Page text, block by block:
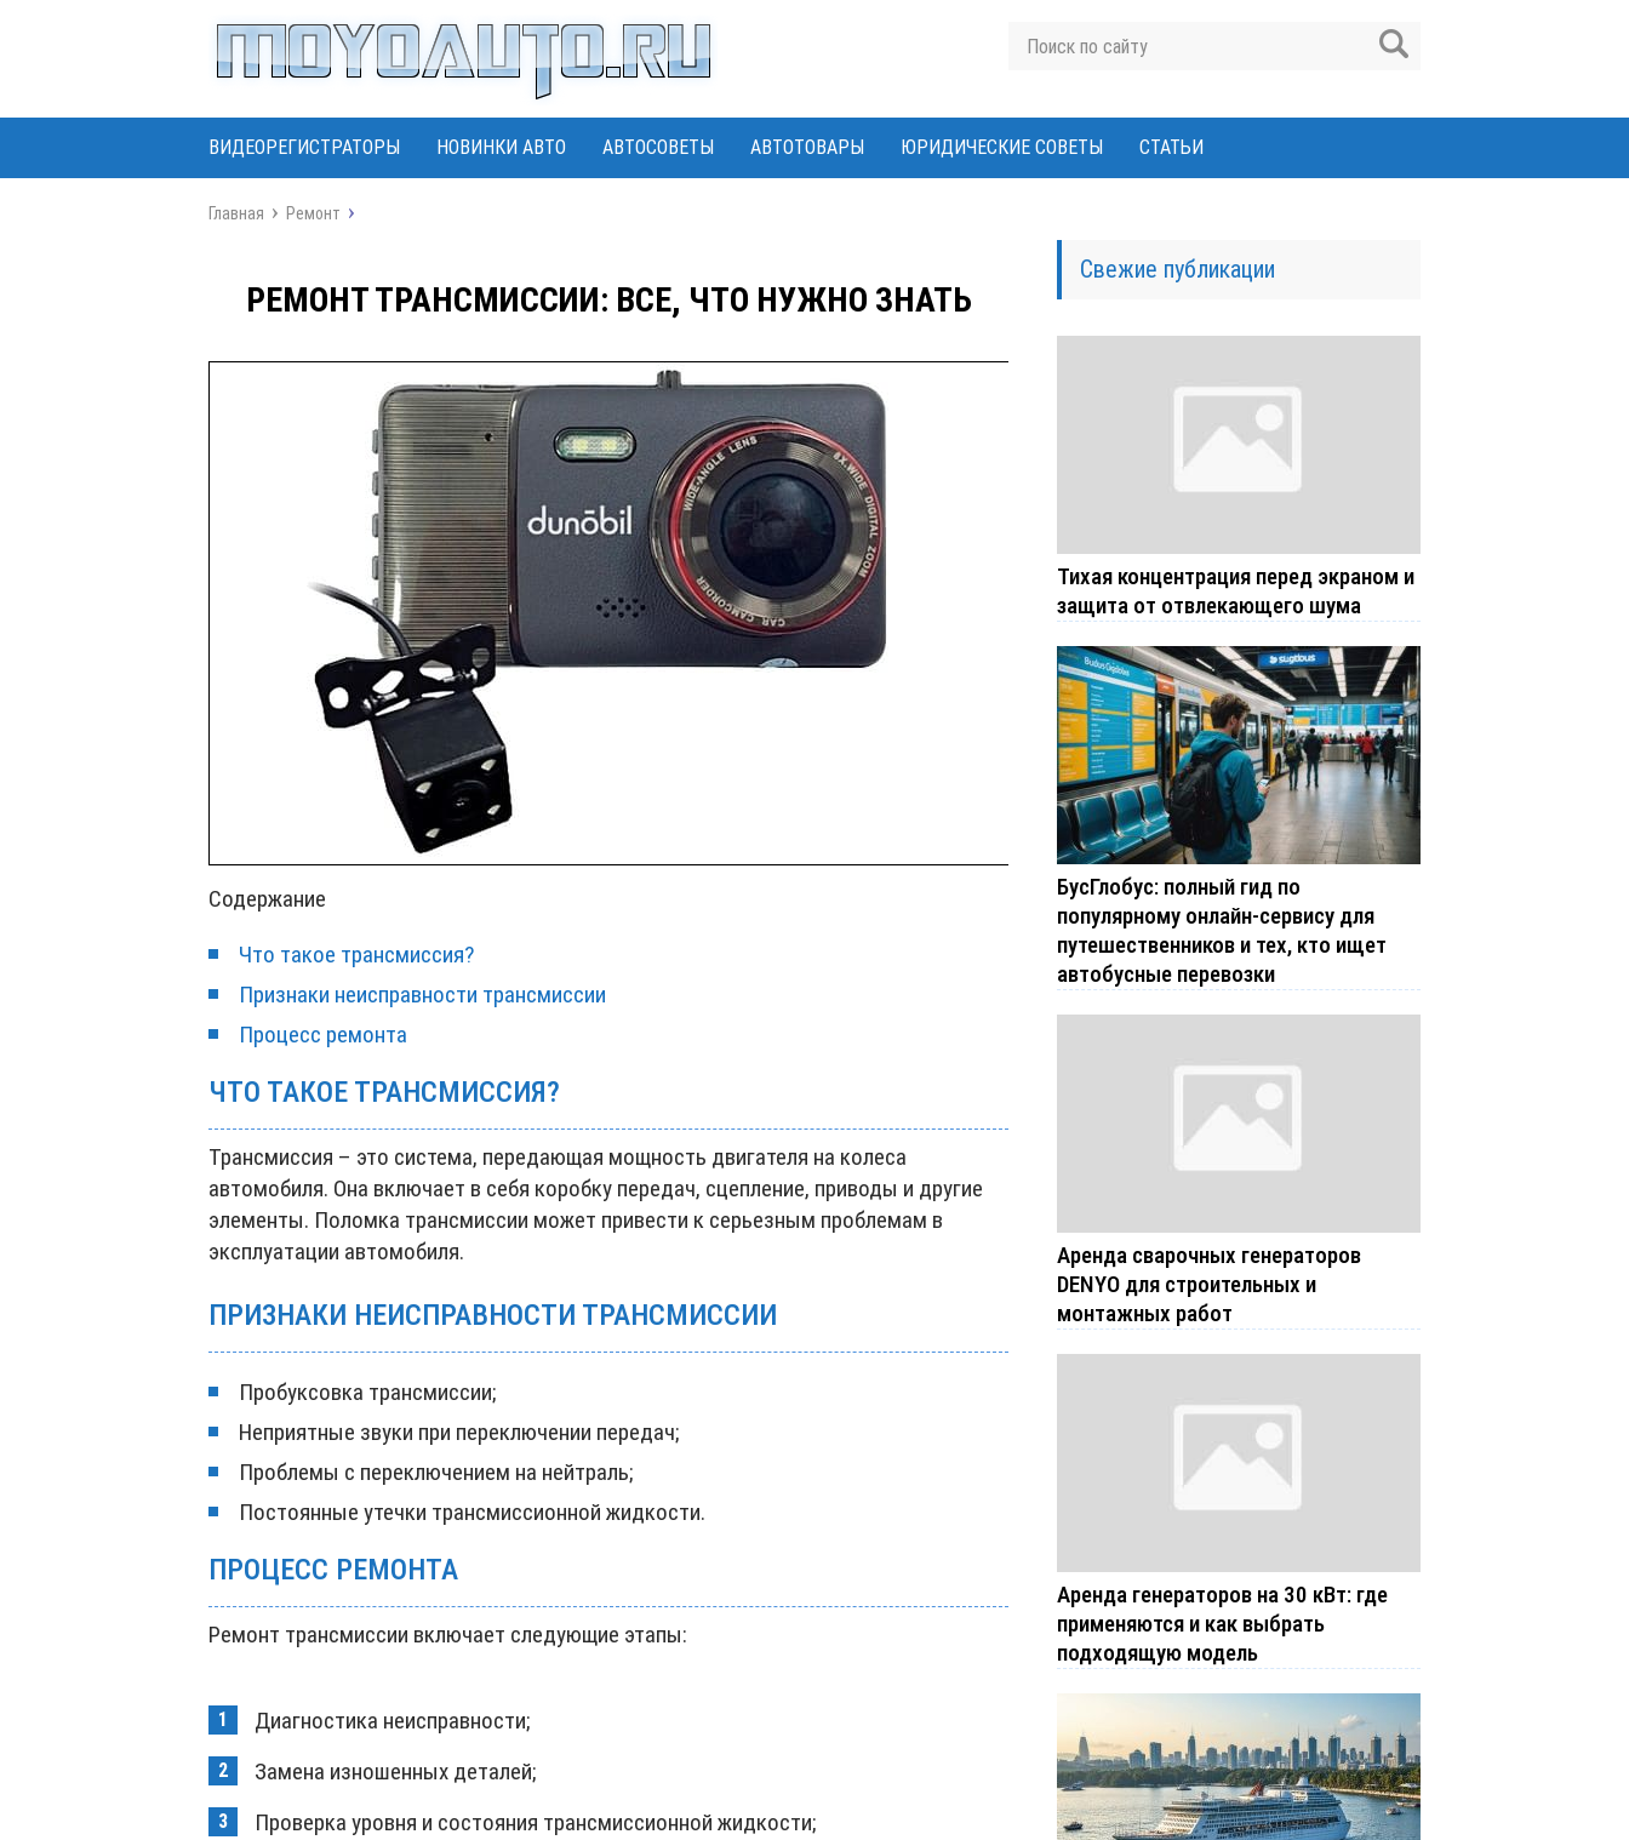
ВИДЕОРЕГИСТРАТОРЫ НОВИНКИ АВТО АВТОСОВЕТЫ АВТОТОВАРЫ ЮРИДИЧЕСКИЕ СОВЕТЫ СТАТЬИ
Главная Ремонт
РЕМОНТ ТРАНСМИССИИ: ВСЕ, ЧТО НУЖНО ЗНАТЬ
Содержание
Что такое трансмиссия?
Признаки неисправности трансмиссии
Процесс ремонта
ЧТО ТАКОЕ ТРАНСМИССИЯ?
Трансмиссия – это система, передающая мощность двигателя на колеса
автомобиля. Она включает в себя коробку передач, сцепление, приводы и другие
элементы. Поломка трансмиссии может привести к серьезным проблемам в
эксплуатации автомобиля.
ПРИЗНАКИ НЕИСПРАВНОСТИ ТРАНСМИССИИ
Пробуксовка трансмиссии;
Неприятные звуки при переключении передач;
Проблемы с переключением на нейтраль;
Постоянные утечки трансмиссионной жидкости.
ПРОЦЕСС РЕМОНТА
Ремонт трансмиссии включает следующие этапы:
Диагностика неисправности;
Замена изношенных деталей;
Проверка уровня и состояния трансмиссионной жидкости;
Свежие публикации
Тихая концентрация перед экраном и
защита от отвлекающего шума
БусГлобус: полный гид по
популярному онлайн-сервису для
путешественников и тех, кто ищет
автобусные перевозки
Аренда сварочных генераторов
DENYO для строительных и
монтажных работ
Аренда генераторов на 30 кВт: где
применяются и как выбрать
подходящую модель